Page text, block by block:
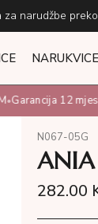
narudžbe
NARUKVICE
Garancija 12
N067-05G
ANIA
282.00